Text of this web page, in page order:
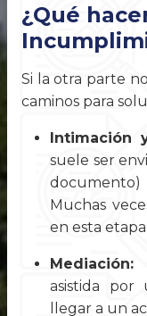
¿Qué
Si la otra parte
caminos para
Intimación
suele ser
Muchas
en esta
Mediación:
asistida por
llegar a un